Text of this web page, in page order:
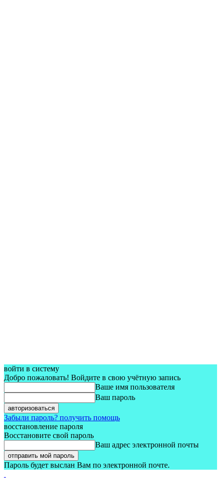
войти в систему
Добро пожаловать! Войдите в свою учётную запись
Ваше имя пользователя
Ваш пароль
Забыли пароль? получить помощь
восстановление пароля
Восстановите свой пароль
Ваш адрес электронной почты
Пароль будет выслан Вам по электронной почте.